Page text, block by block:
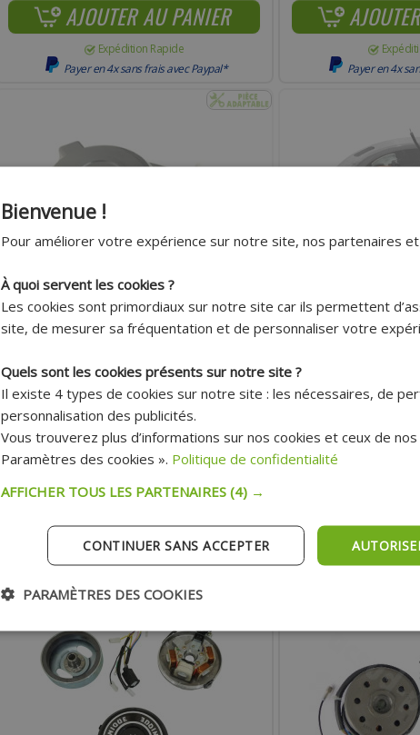
AJOUTER AU PANIER
Expédition Rapide
Payer en 4x sans frais avec Paypal*
Payer en 4x
Livraison 7.95€
Offerte dès
ALLUMAGE TEKNIX ÉLECTRONIQUE 12 VOLTS
POUR CYCLOMOTEUR PEUGEOT 103 (GROS CÔNE
RUPTEUR)
Prix :74.80 €
ALLUMAGE ADAPTABLE
APRÈS 1979
Bienvenue !
Pour améliorer votre expérience sur notre site, nos partenaires
À quoi servent les cookies ?
Les cookies sont primordiaux sur notre site car ils permettent
site, de mesurer sa fréquentation et de personnaliser votre
Quels sont les cookies présents sur notre site ?
Il existe 4 types de cookies sur notre site : les nécessaires, de
personnalisation des publicités.
Vous trouverez plus d’informations sur nos cookies et ceux de
Paramètres des cookies ». Politique de confidentialité
AFFICHER TOUS LES PARTENAIRES (4) →
CONTINUER SANS ACCEPTER
PARAMÈTRES DES COOKIES